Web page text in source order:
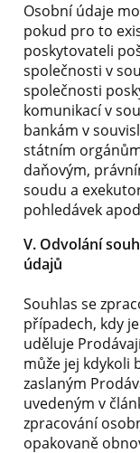
Osobní údaje
pokud pro to
poskytovateli
společnosti v
společnosti
komunikací v
bankám v
státním
daňovým,
soudu a
pohledávek
V. Odvolání
údajů
Souhlas se
případech, kdy
uděluje
může jej kdykoli
zaslaným
uvedeným v
zpracování
opakovaně